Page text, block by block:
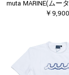
muta MARINE(ムー
￥9,900